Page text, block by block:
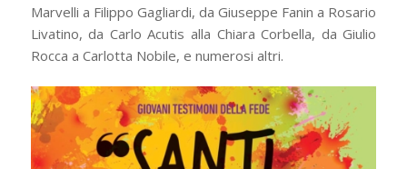
Marvelli a Filippo Gagliardi, da Giuseppe Fanin a Rosario
Livatino, da Carlo Acutis alla Chiara Corbella, da Giulio
Rocca a Carlotta Nobile, e numerosi altri.